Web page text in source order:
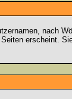
nach
erscheint.